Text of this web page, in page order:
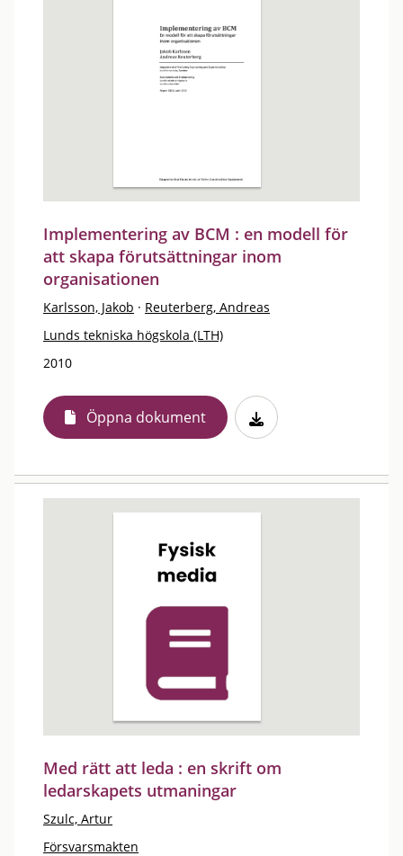
Implementering av BCM : en modell för
att skapa förutsättningar inom
organisationen
Karlsson, Jakob · Reuterberg, Andreas
Lunds tekniska högskola (LTH)
2010
Öppna dokument
Med rätt att leda : en skrift om
ledarskapets utmaningar
Szulc, Artur
Försvarsmakten